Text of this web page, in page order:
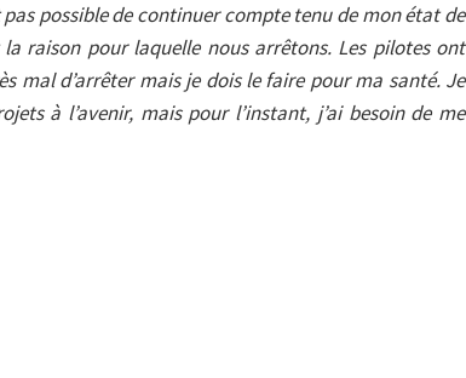
pas possible de continuer compte tenu de mon état de
raison pour laquelle nous arrêtons. Les pilotes ont
mal d’arrêter mais je dois le faire pour ma santé. Je
à l’avenir, mais pour l’instant, j’ai besoin de me